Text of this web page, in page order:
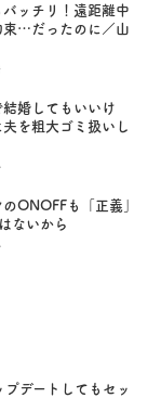
バッチリ！遠距離中
束…だったのに／山
結婚してもいいけ
を粗大ゴミ扱いし
ONOFFも「正義」
ないから
プデートしてもセッ